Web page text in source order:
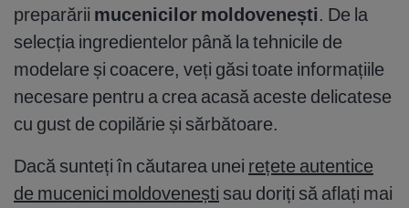
preparării mucenicilor moldovenești. De la
selecția ingredientelor până la tehnicile de
modelare și coacere, veți găsi toate informațiile
necesare pentru a crea acasă aceste delicatese
cu gust de copilărie și sărbătoare.
Dacă sunteți în căutarea unei rețete autentice
de mucenici moldovenești sau doriți să aflați mai